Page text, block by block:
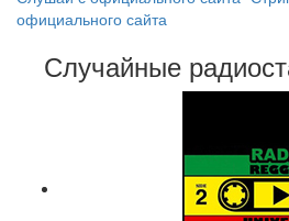
официального сайта
Случайные